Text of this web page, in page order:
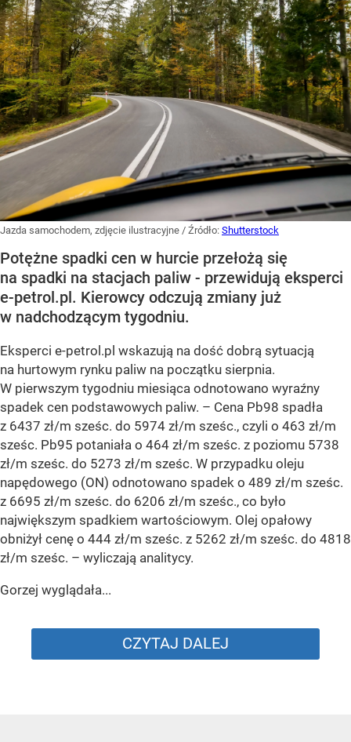
Jazda samochodem, zdjęcie ilustracyjne / Źródło: Shutterstock
Potężne spadki cen w hurcie przełożą się
na spadki na stacjach paliw - przewidują eksperci
e-petrol.pl. Kierowcy odczują zmiany już
w nadchodzącym tygodniu.
Eksperci e-petrol.pl wskazują na dość dobrą sytuacją
na hurtowym rynku paliw na początku sierpnia.
W pierwszym tygodniu miesiąca odnotowano wyraźny
spadek cen podstawowych paliw. – Cena Pb98 spadła
z 6437 zł/m sześc. do 5974 zł/m sześc., czyli o 463 zł/m
sześc. Pb95 potaniała o 464 zł/m sześc. z poziomu 5738
zł/m sześc. do 5273 zł/m sześc. W przypadku oleju
napędowego (ON) odnotowano spadek o 489 zł/m sześc.
z 6695 zł/m sześc. do 6206 zł/m sześc., co było
największym spadkiem wartościowym. Olej opałowy
obniżył cenę o 444 zł/m sześc. z 5262 zł/m sześc. do 4818
zł/m sześc. – wyliczają analitycy.
Gorzej wyglądała...
CZYTAJ DALEJ